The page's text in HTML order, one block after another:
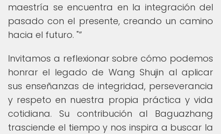
maestría se encuentra en la integración del
pasado con el presente, creando un camino
hacia el futuro. "
Invitamos a reflexionar sobre cómo podemos
honrar el legado de Wang Shujin al aplicar
sus enseñanzas de integridad, perseverancia
y respeto en nuestra propia práctica y vida
cotidiana. Su contribución al Baguazhang
trasciende el tiempo y nos inspira a buscar la